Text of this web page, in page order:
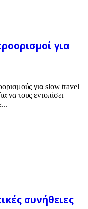
για
για slow travel
να τους εντοπίσει
συνήθειες